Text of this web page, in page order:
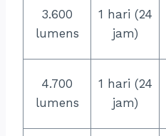
3.600
lumens
1 hari (24
jam)
4.700
lumens
1 hari (24
jam)